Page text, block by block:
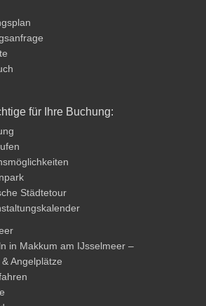
für Ihre Buchung:
Städtetour
in Makkum am IJsselmeer –
Angelplätze